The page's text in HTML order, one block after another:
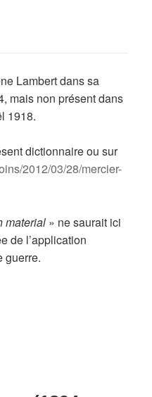
Lambert dans sa
mais non présent dans
1918.
dictionnaire ou sur
2012/03/28/mercier-
material » ne saurait ici
de l’application
guerre.